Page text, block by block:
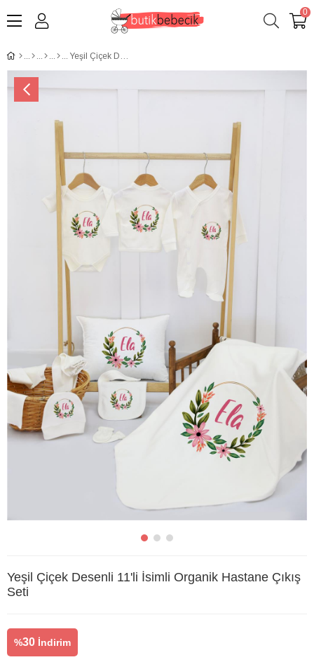
0
Yeşil Çiçek Desenli 11'li İsimli Organik Hastane Çıkış Seti
Yeşil Çiçek Desenli 11'li İsimli Organik Hastane Çıkış
Seti
%30 İndirim